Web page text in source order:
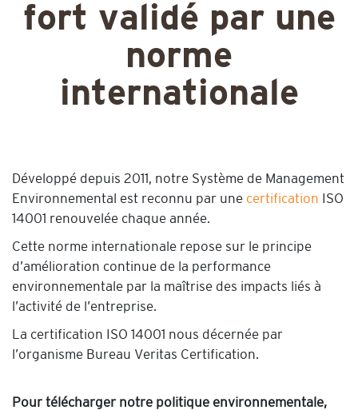
fort validé par une
norme
internationale
Développé depuis 2011, notre Système de Management
Environnemental est reconnu par une certification
ISO
14001 renouvelée chaque année.
Cette norme internationale repose sur le principe
d’amélioration continue de la performance
environnementale par la maîtrise des impacts liés à
l’activité de l’entreprise.
La certification ISO 14001 nous décernée par
l’organisme Bureau Veritas Certification.
Pour télécharger notre politique environnementale,